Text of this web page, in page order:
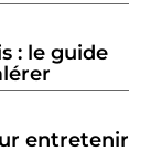
: le guide
entretenir